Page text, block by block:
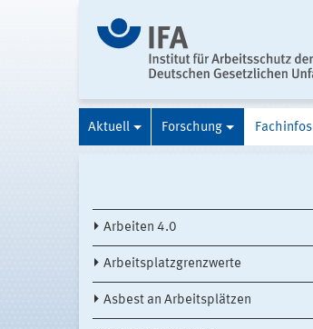
Aktuell Forschung Fachinfos
Arbeiten 4.0
Arbeitsplatzgrenzwerte
Asbest an Arbeitsplätzen